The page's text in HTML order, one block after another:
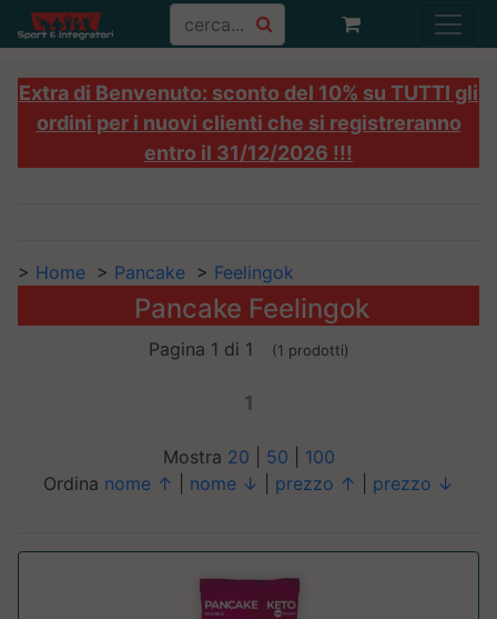
Extra di Benvenuto: sconto del 10% su TUTTI gli
ordini per i nuovi clienti che si registreranno
entro il 31/12/2026 !!!
> Home > Pancake > Feelingok
Pancake Feelingok
Pagina 1 di 1 (1 prodotti)
1
Mostra 20 50
100
Ordina nome ↑ nome ↓ prezzo ↑ prezzo ↓